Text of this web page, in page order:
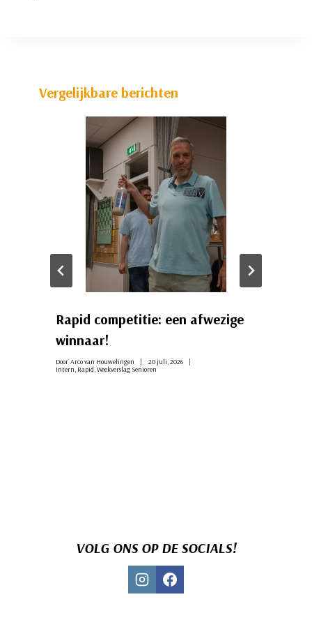
Vergelijkbare berichten
Rapid competitie: een afwezige
winnaar!
Door Arco van Houwelingen
20 juli, 2026
Intern, Rapid,Weekverslag Senioren
VOLG ONS OP DE SOCIALS!